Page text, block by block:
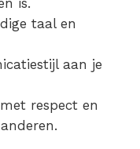
is.
taal en
aan je
respect en